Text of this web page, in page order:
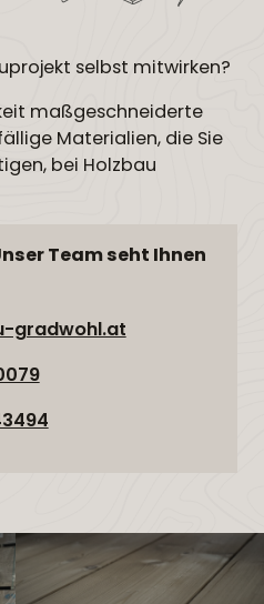
selbst mitwirken?
maßgeschneiderte
Materialien, die Sie
bei Holzbau
Team seht Ihnen
gradwohl.at